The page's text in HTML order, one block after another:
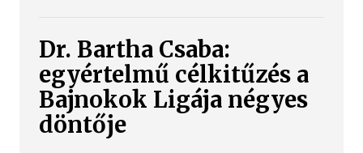
Dr. Bartha Csaba:
egyértelmű célkitűzés a
Bajnokok Ligája négyes
döntője